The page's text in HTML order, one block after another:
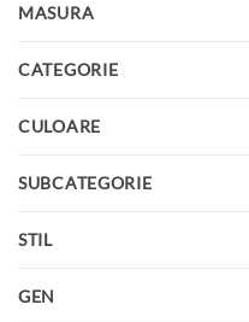
MASURA
CATEGORIE
CULOARE
SUBCATEGORIE
STIL
GEN